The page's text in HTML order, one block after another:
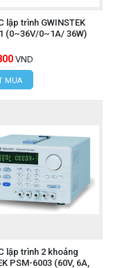
lập trình GWINSTEK
(0~36V/0~1A/ 36W)
VND
MUA
lập trình 2 khoảng
PSM-6003 (60V, 6A,